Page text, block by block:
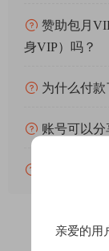
赞助包月
身VIP）吗？
为什么付款
账号可以分
VIP会员剩
亲爱的用